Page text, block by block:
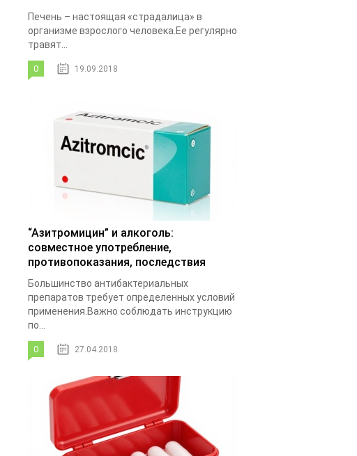
Печень – настоящая «страдалица» в
организме взрослого человека.Ее регулярно
травят...
0 19.09.2018
“Азитромицин” и алкоголь:
совместное употребление,
противопоказания, последствия
Большинство антибактериальных
препаратов требует определенных условий
применения.Важно соблюдать инструкцию
по...
0 27.04.2018